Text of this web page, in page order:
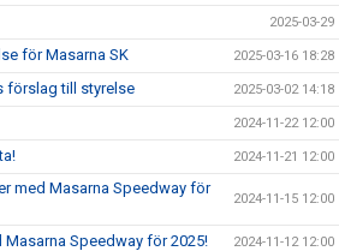
2025-03-29
för Masarna SK 2025-03-16 18:28
förslag till styrelse 2025-03-02 14:18
2024-11-22 12:00
2024-11-21 12:00
med Masarna Speedway för
2024-11-15 12:00
Speedway för 2025! 2024-11-12 12:00